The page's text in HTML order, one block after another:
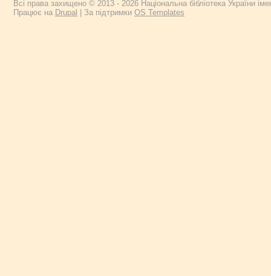
Всі права захищено © 2013 - 2026 Національна бібліотека України
Працює на Drupal | За підтримки OS Templates